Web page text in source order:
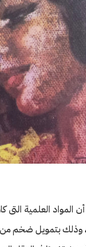
العلمية التى
وذلك بتمويل ضخم